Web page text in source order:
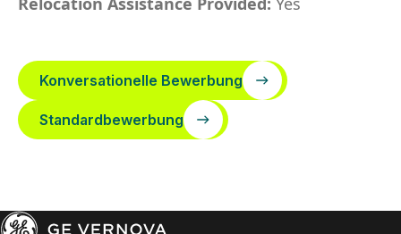
Konversationelle Bewerbung
Standardbewerbung